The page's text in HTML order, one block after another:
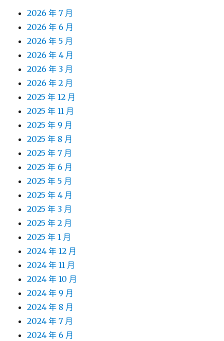
2026 年 7 月
2026 年 6 月
2026 年 5 月
2026 年 4 月
2026 年 3 月
2026 年 2 月
2025 年 12 月
2025 年 11 月
2025 年 9 月
2025 年 8 月
2025 年 7 月
2025 年 6 月
2025 年 5 月
2025 年 4 月
2025 年 3 月
2025 年 2 月
2025 年 1 月
2024 年 12 月
2024 年 11 月
2024 年 10 月
2024 年 9 月
2024 年 8 月
2024 年 7 月
2024 年 6 月